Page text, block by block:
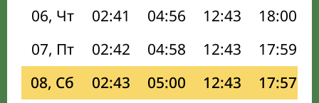
06, Чт
02:41 04:56 12:43 18:00
07, Пт
02:42 04:58 12:43 17:59
08, Сб
02:43 05:00 12:43 17:57